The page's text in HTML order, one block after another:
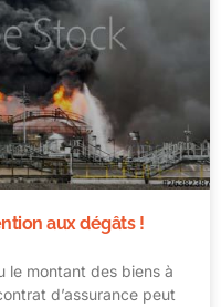
aux dégâts !
le montant des biens à
d’assurance peut